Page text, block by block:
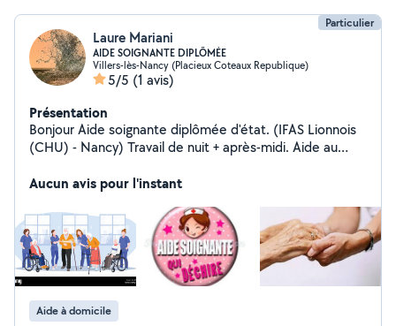
Particulier
Laure Mariani
AIDE SOIGNANTE DIPLÔMÉE
Villers-lès-Nancy (Placieux Coteaux Republique)
5/5 (1 avis)
Présentation
Bonjour Aide soignante diplômée d'état. (IFAS Lionnois
(CHU) - Nancy) Travail de nuit + après-midi. Aide au
nuit responsable-rassurante.
Aucun avis pour l'instant
Aide à domicile